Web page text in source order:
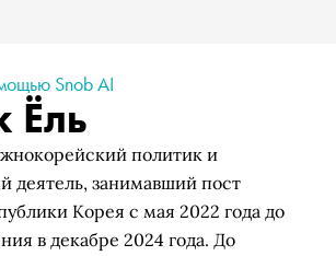
Snob AI
Ёль
политик и
деятель, занимавший пост
Корея с мая 2022 года до
в декабре 2024 года. До